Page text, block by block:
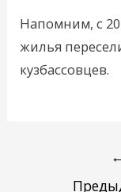
Напомним, с
жилья
кузбассовцев.